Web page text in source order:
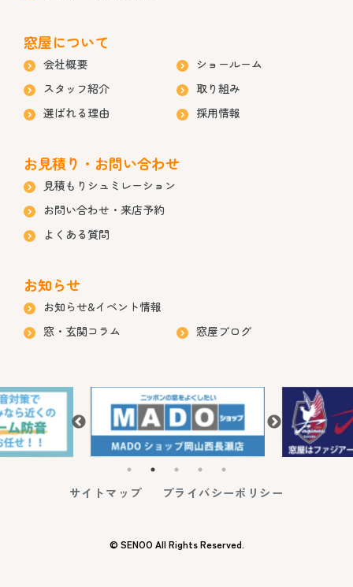
窓屋について
会社概要
ショールーム
スタッフ紹介
取り組み
選ばれる理由
採用情報
お見積り・お問い合わせ
見積もりシュミレーション
お問い合わせ・来店予約
よくある質問
お知らせ
お知らせ&イベント情報
窓・玄関コラム
窓屋ブログ
サイトマップ プライバシーポリシー
© SENOO All Rights Reserved.